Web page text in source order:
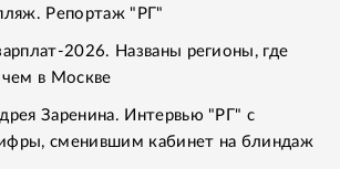
Репортаж "РГ"
2026. Названы регионы, где
в Москве
Заренина. Интервью "РГ" с
сменившим кабинет на блиндаж